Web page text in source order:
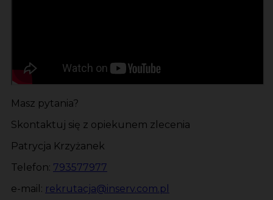
Masz pytania?
Skontaktuj się z opiekunem zlecenia
Patrycja Krzyżanek
Telefon: 793577977
e-mail: rekrutacja@inserv.com.pl